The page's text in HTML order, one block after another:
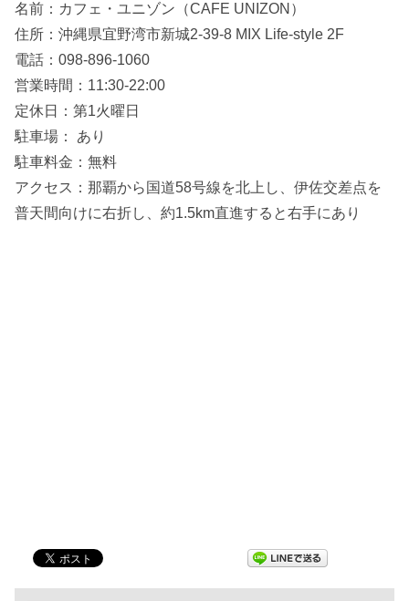
名前：カフェ・ユニゾン（CAFE UNIZON）
住所：沖縄県宜野湾市新城2-39-8 MIX Life-style 2F
電話：098-896-1060
営業時間：11:30-22:00
定休日：第1火曜日
駐車場： あり
駐車料金：無料
アクセス：那覇から国道58号線を北上し、伊佐交差点を
普天間向けに右折し、約1.5km直進すると右手にあり